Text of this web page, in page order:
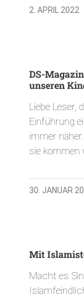
2. APRIL 2022
DS-
unseren
Liebe Leser,
Einführung
immer
sie kommen
30. JANUAR
Mit
Macht es